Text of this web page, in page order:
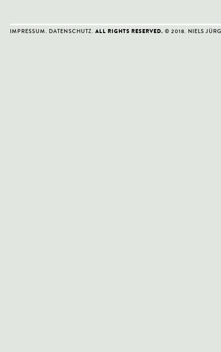
IMPRESSUM. DATENSCHUTZ. ALL RIGHTS RESERVED. © 2018. NIELS